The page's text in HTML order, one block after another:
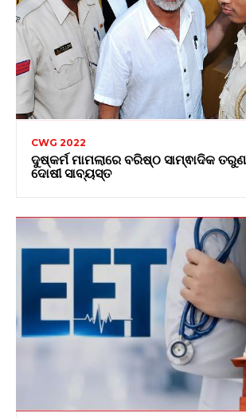
CWG 2022
ଦୁଷ୍କର୍ମ ମାମଲାରେ ବରିଷ୍ଠ ସାମ୍ଵାଦିକ
ଦୋଷୀ ସାବ୍ୟସ୍ତ